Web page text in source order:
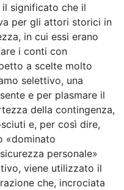
il significato che il
per gli attori storici in
in cui essi erano
i conti con
a scelte molto
selettivo, una
e per plasmare il
della contingenza,
e, per così dire,
«dominato
personale»
viene utilizzato il
che, incrociata